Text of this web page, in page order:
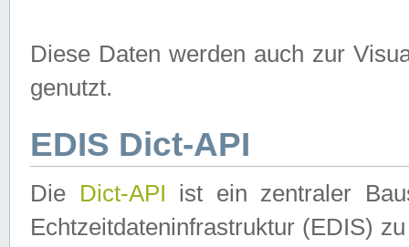
Diese Daten werden auch zur
genutzt.
EDIS Dict-API
Die Dict-API ist ein zentraler
Echtzeitdateninfrastruktur (EDIS)